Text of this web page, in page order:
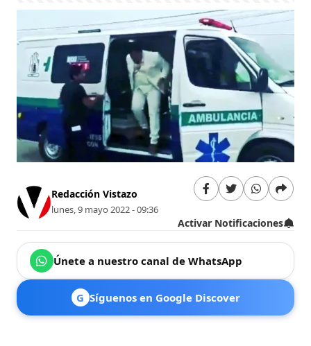
Redacción Vistazo
lunes, 9 mayo 2022 - 09:36
Activar Notificaciones
Únete a nuestro canal de WhatsApp
G Síguenos en Google Discover